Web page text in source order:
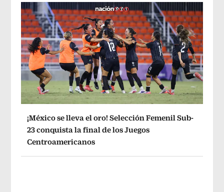
¡México se lleva el oro! Selección Femenil Sub-
23 conquista la final de los Juegos
Centroamericanos